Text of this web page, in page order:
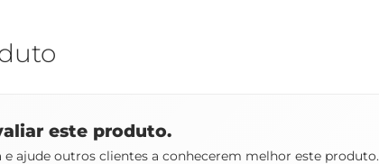
este produto.
ajude outros clientes a conhecerem melhor este produto.